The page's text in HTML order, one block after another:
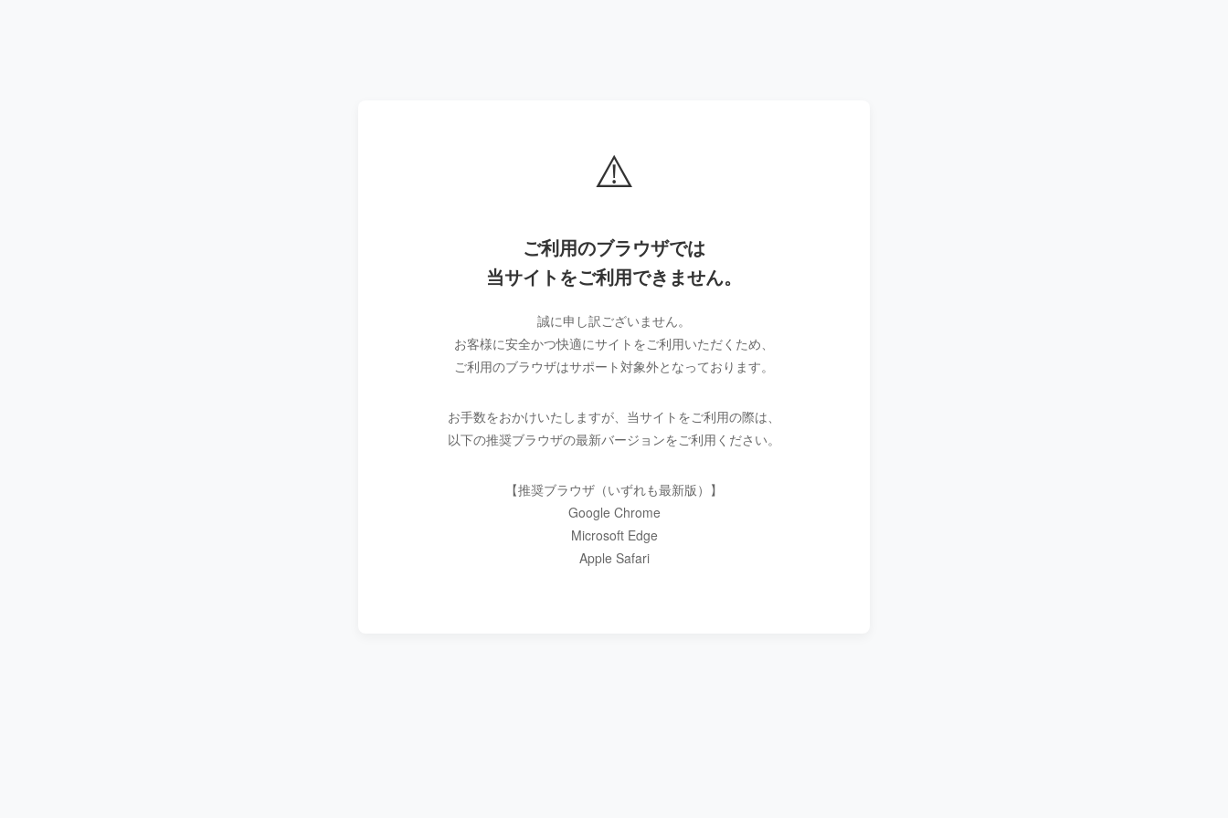
⚠️
ご利用のブラウザでは
当サイトをご利用できません。
誠に申し訳ございません。
お客様に安全かつ快適にサイトをご利用いただくため、
ご利用のブラウザはサポート対象外となっております。
お手数をおかけいたしますが、当サイトをご利用の際は、
以下の推奨ブラウザの最新バージョンをご利用ください。
【推奨ブラウザ（いずれも最新版）】
Google Chrome
Microsoft Edge
Apple Safari